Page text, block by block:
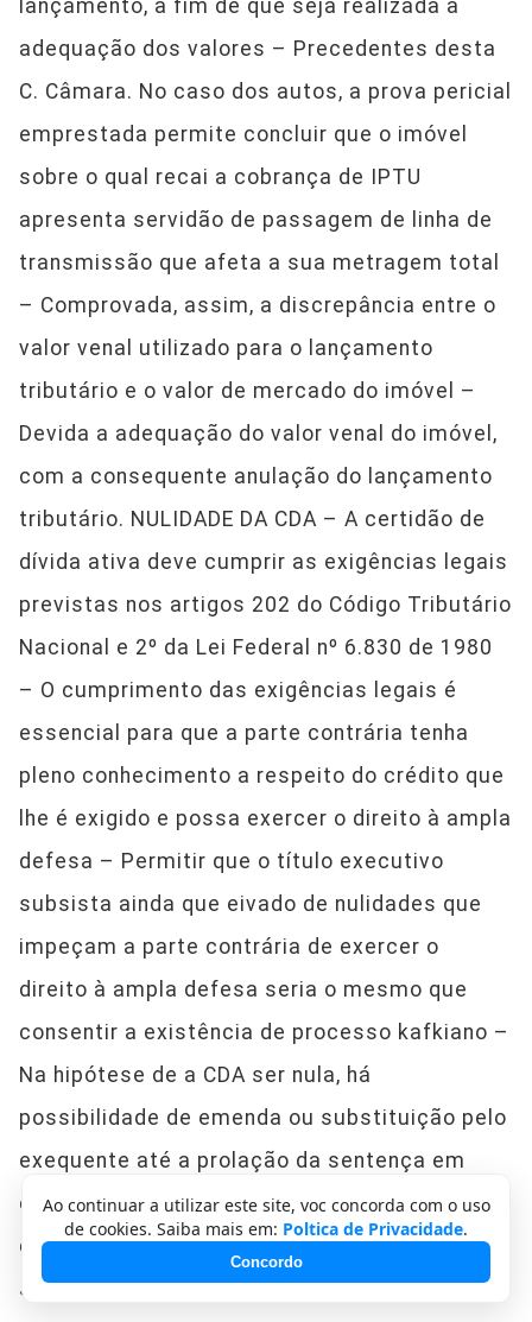
lançamento, a fim de que seja realizada a
adequação dos valores – Precedentes desta
C. Câmara. No caso dos autos, a prova pericial
emprestada permite concluir que o imóvel
sobre o qual recai a cobrança de IPTU
apresenta servidão de passagem de linha de
transmissão que afeta a sua metragem total
– Comprovada, assim, a discrepância entre o
valor venal utilizado para o lançamento
tributário e o valor de mercado do imóvel –
Devida a adequação do valor venal do imóvel,
com a consequente anulação do lançamento
tributário. NULIDADE DA CDA – A certidão de
dívida ativa deve cumprir as exigências legais
previstas nos artigos 202 do Código Tributário
Nacional e 2º da Lei Federal nº 6.830 de 1980
– O cumprimento das exigências legais é
essencial para que a parte contrária tenha
pleno conhecimento a respeito do crédito que
lhe é exigido e possa exercer o direito à ampla
defesa – Permitir que o título executivo
subsista ainda que eivado de nulidades que
impeçam a parte contrária de exercer o
direito à ampla defesa seria o mesmo que
consentir a existência de processo kafkiano –
Na hipótese de a CDA ser nula, há
possibilidade de emenda ou substituição pelo
exequente até a prolação da sentença em
eventuais embargos à execução, nos termos
da Súmula 392 do C. Superior Tribunal de
Justiça – Caso a CDA seja substituída por
Ao continuar a utilizar este site, voc concorda com o uso
de cookies. Saiba mais em: Poltica de Privacidade.
Concordo